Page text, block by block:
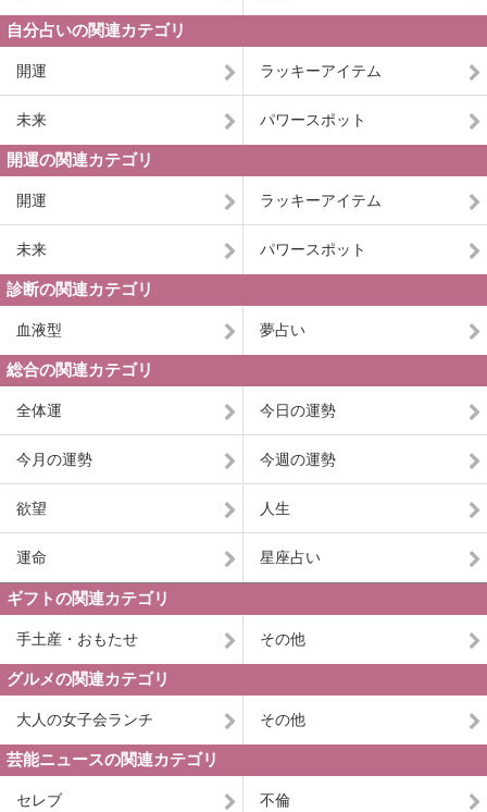
自分占いの関連カテゴリ
開運 ラッキーアイテム
未来 パワースポット
開運の関連カテゴリ
開運 ラッキーアイテム
未来 パワースポット
診断の関連カテゴリ
血液型 夢占い
総合の関連カテゴリ
全体運 今日の運勢
今月の運勢 今週の運勢
欲望 人生
運命 星座占い
ギフトの関連カテゴリ
手土産・おもたせ その他
グルメの関連カテゴリ
大人の女子会ランチ その他
芸能ニュースの関連カテゴリ
セレブ 不倫